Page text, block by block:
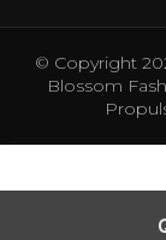
© Copyright
Blossom